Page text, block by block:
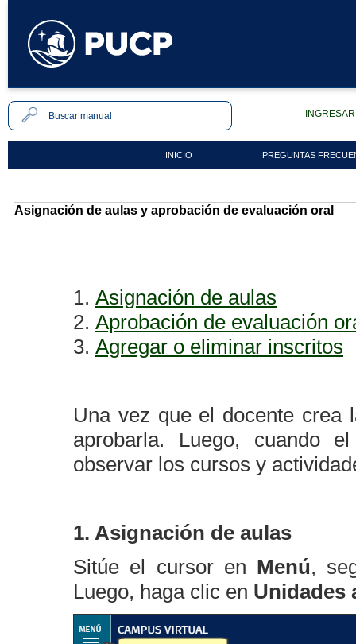
INICIO PREGUNTAS
Asignación de aulas y aprobación de evaluación oral
1. Asignación de aulas
2. Aprobación de evaluación
3. Agregar o eliminar inscritos
Una vez que el docente crea
aprobarla. Luego, cuando
observar los cursos y
1. Asignación de aulas
Sitúe el cursor en Menú,
Luego, haga clic en Unidades